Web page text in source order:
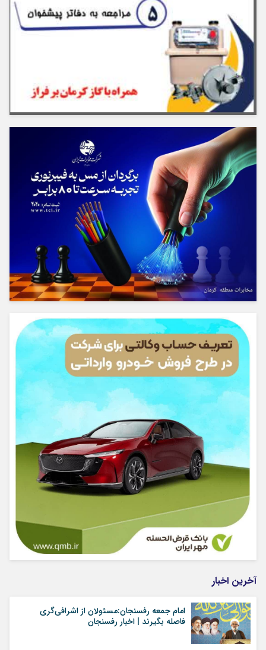
آخرین اخبار
امام جمعه رفسنجان:مسئولان از اشرافی‌گری
فاصله بگیرند | اخبار رفسنجان